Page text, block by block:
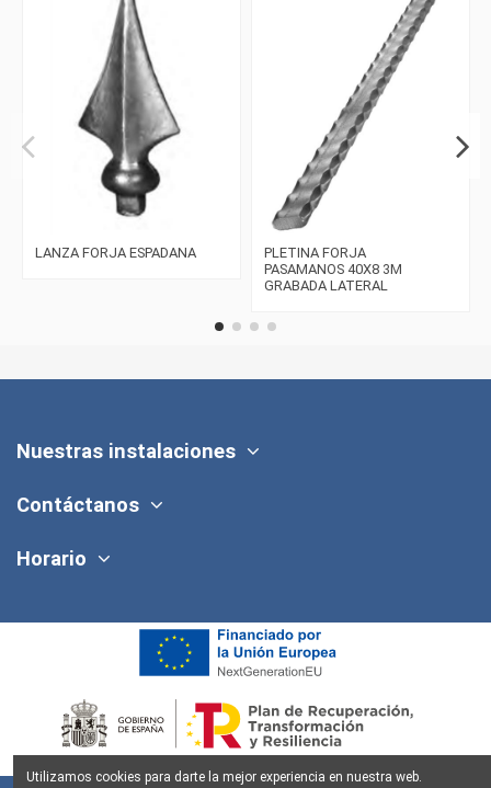
LANZA FORJA ESPADANA
PLETINA FORJA
PASAMANOS 40X8 3M
GRABADA LATERAL
Nuestras instalaciones
Contáctanos
Horario
Utilizamos cookies para darte la mejor experiencia en nuestra web.